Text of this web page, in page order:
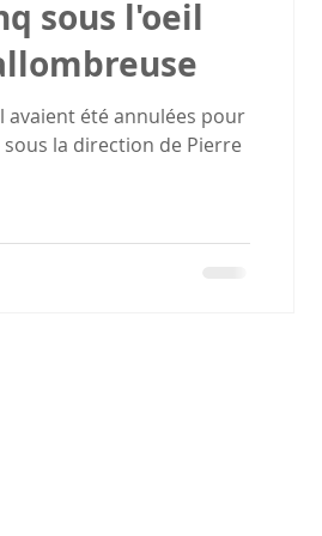
sous l'oeil
avaient été annulées pour
sous la direction de Pierre